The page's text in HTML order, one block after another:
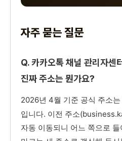
자주 묻는 질문
Q. 카카오톡 채널 관리자센
진짜 주소는 뭔가요?
2026년 4월 기준 공식 주소는
입니다. 이전 주소
자동 이동되니 어느 쪽으로